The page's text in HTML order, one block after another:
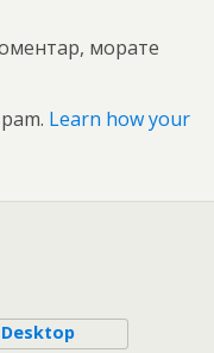
морате
Learn how your
Desktop